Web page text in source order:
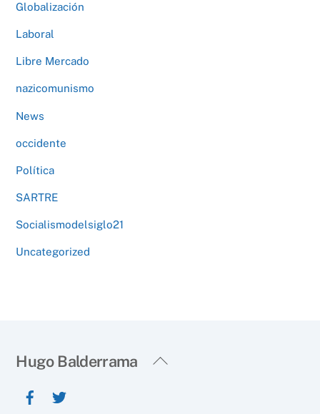
Globalización
Laboral
Libre Mercado
nazicomunismo
News
occidente
Política
SARTRE
Socialismodelsiglo21
Uncategorized
Back
Hugo Balderrama